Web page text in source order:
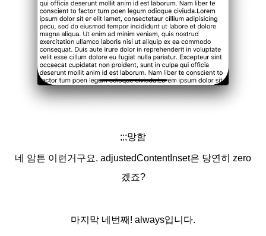
;;;망함
네 암튼 이런거구요. adjustedContentInset은 당연히 zero
겠죠?
마지막 네번째! always입니다.